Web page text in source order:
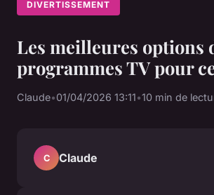
DIVERTISSEMENT
Les meilleures options
programmes TV pour
Claude•01/04/2026 13:11•10 min de
C Claude